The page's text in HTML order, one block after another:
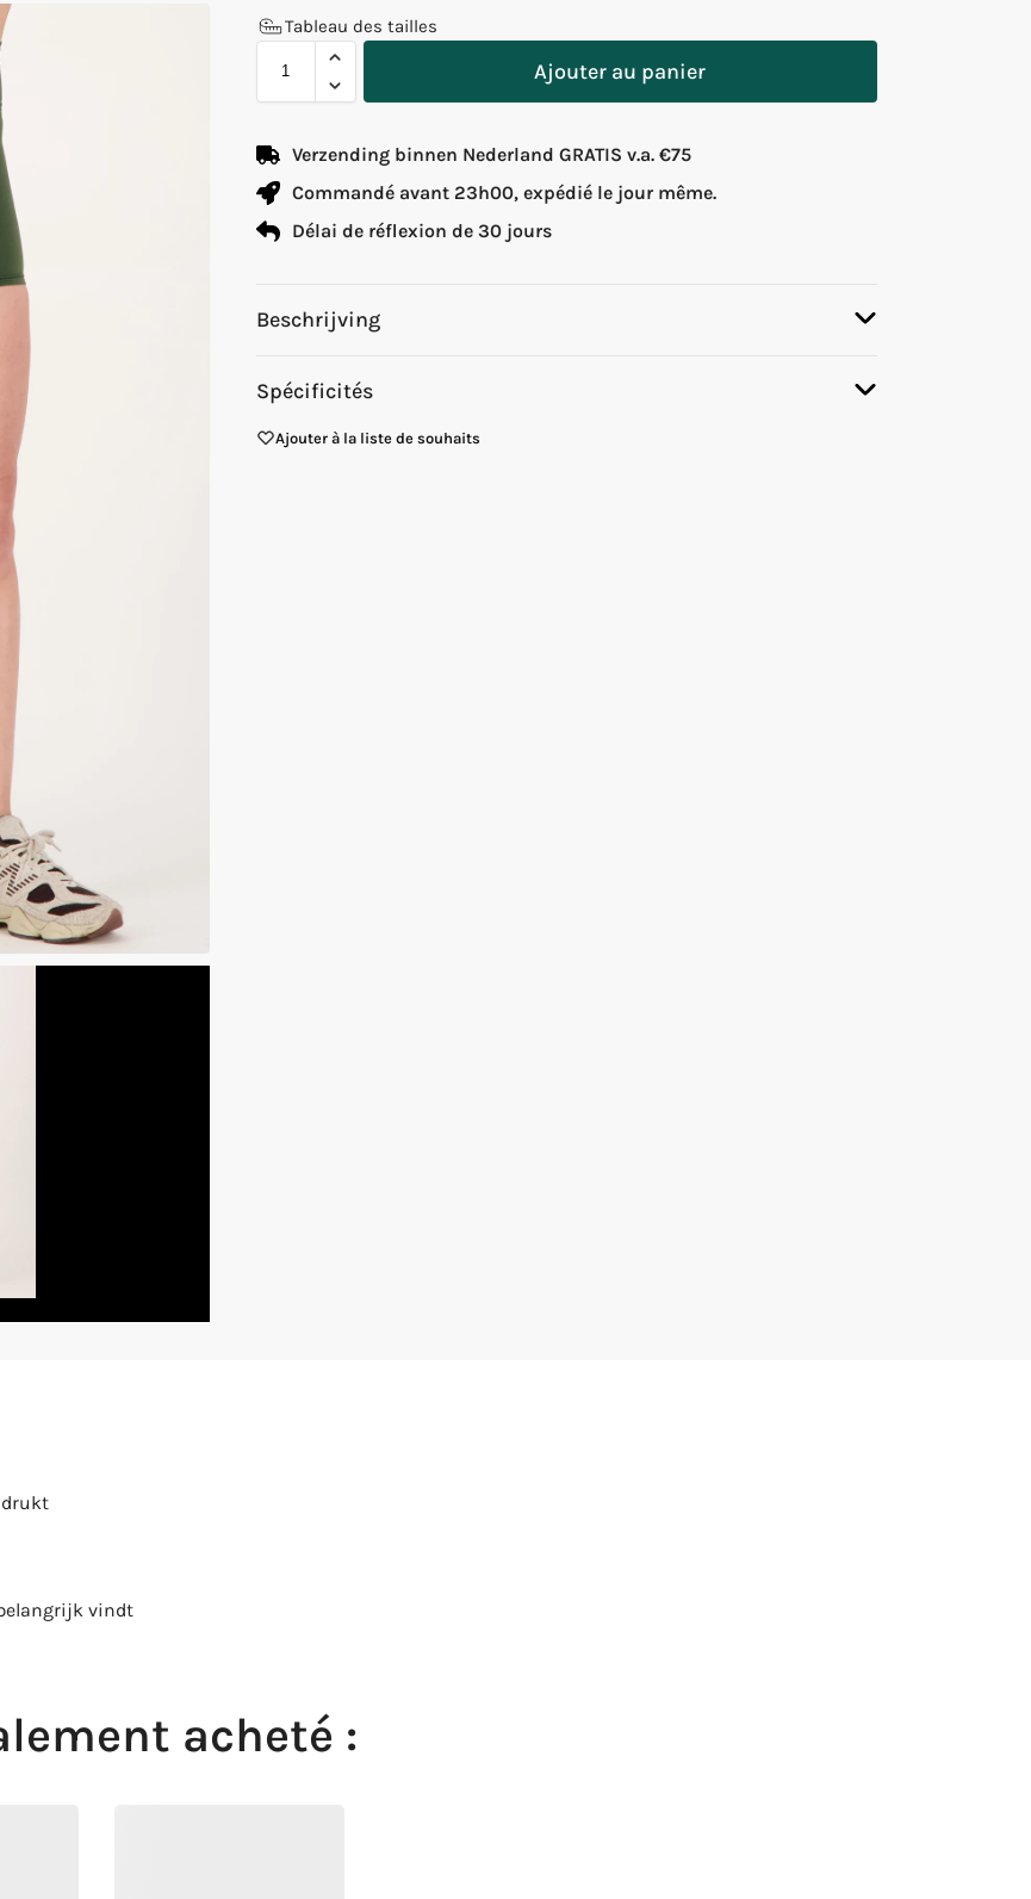
Tableau des tailles
Ajouter au panier
Verzending binnen Nederland GRATIS v.a. €75
Commandé avant 23h00, expédié le jour même.
Délai de réflexion de 30 jours
Beschrijving
Spécificités
Ajouter à la liste de souhaits
vindt
acheté :